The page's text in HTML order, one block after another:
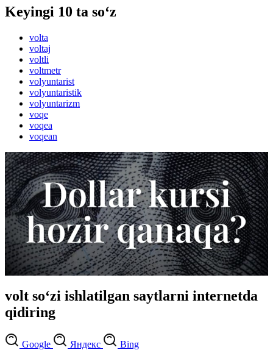
Keyingi 10 ta so‘z
volta
voltaj
voltli
voltmetr
volyuntarist
volyuntaristik
volyuntarizm
voqe
voqea
voqean
volt so‘zi ishlatilgan saytlarni internetda
qidiring
Google Яндекс Bing